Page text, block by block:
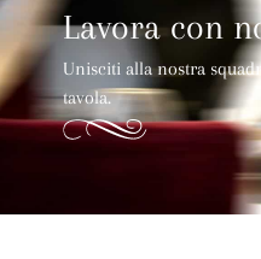
Lavora con
Unisciti alla nostra
tavola.